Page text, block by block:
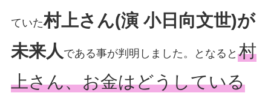
ていた村上さん(演 小日向文世)が
未来人 である事が判明しました。となると 村
上さん、お金はどうしている